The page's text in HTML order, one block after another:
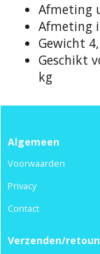
Afmeting
Afmeting
Gewicht
Geschikt
kg
Algemeen
Voorwaarden
Privacy
Contact
Verzenden/